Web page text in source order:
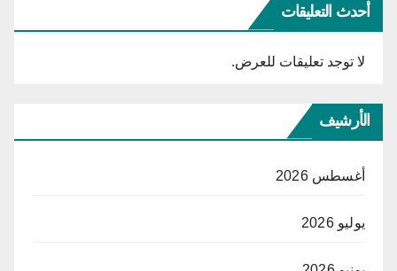
أحدث التعليقات
لا توجد تعليقات للعرض.
الأرشيف
أغسطس 2026
يوليو 2026